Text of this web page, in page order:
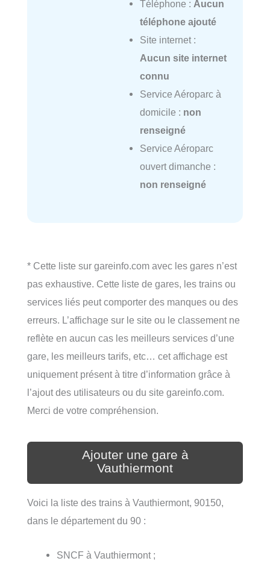
Téléphone : Aucun
téléphone ajouté
Site internet :
Aucun site internet
connu
Service Aéroparc à
domicile : non
renseigné
Service Aéroparc
ouvert dimanche :
non renseigné
* Cette liste sur gareinfo.com avec les gares n’est
pas exhaustive. Cette liste de gares, les trains ou
services liés peut comporter des manques ou des
erreurs. L’affichage sur le site ou le classement ne
reflète en aucun cas les meilleurs services d’une
gare, les meilleurs tarifs, etc… cet affichage est
uniquement présent à titre d’information grâce à
l’ajout des utilisateurs ou du site gareinfo.com.
Merci de votre compréhension.
Ajouter une gare à
Vauthiermont
Voici la liste des trains à Vauthiermont, 90150,
dans le département du 90 :
SNCF à Vauthiermont ;